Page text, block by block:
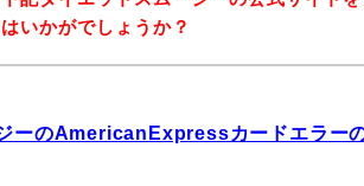
いかがでしょうか？
ーのAmericanExpressカードエラー